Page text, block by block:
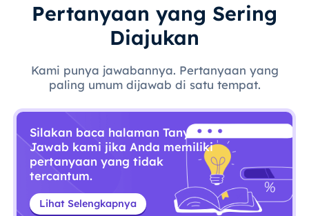
Pertanyaan yang Sering
Diajukan
Kami punya jawabannya. Pertanyaan yang
paling umum dijawab di satu tempat.
Silakan baca halaman Tanya
Jawab kami jika Anda memiliki
pertanyaan yang tidak
tercantum.
Lihat Selengkapnya